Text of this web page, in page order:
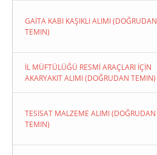
GAİTA KABI KAŞIKLI ALIMI (DOĞRUDAN
TEMIN)
İL MÜFTÜLÜĞÜ RESMİ ARAÇLARI İÇİN
AKARYAKIT ALIMI (DOĞRUDAN TEMIN)
TESİSAT MALZEME ALIMI (DOĞRUDAN
TEMIN)